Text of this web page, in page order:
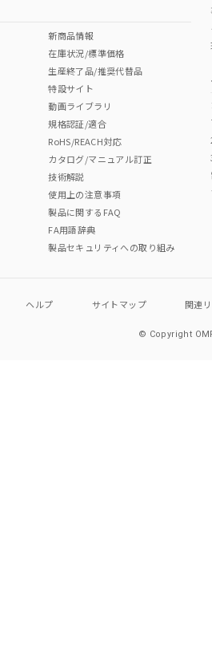
新商品情報
在庫状況/標準価格
生産終了品/推奨代替品
特設サイト
動画ライブラリ
規格認証/適合
RoHS/REACH対応
カタログ/マニュアル訂正
技術解説
使用上の注意事項
製品に関するFAQ
FA用語辞典
製品セキュリティへの取り組み
ヘルプ サイトマップ 関連
© Copyright